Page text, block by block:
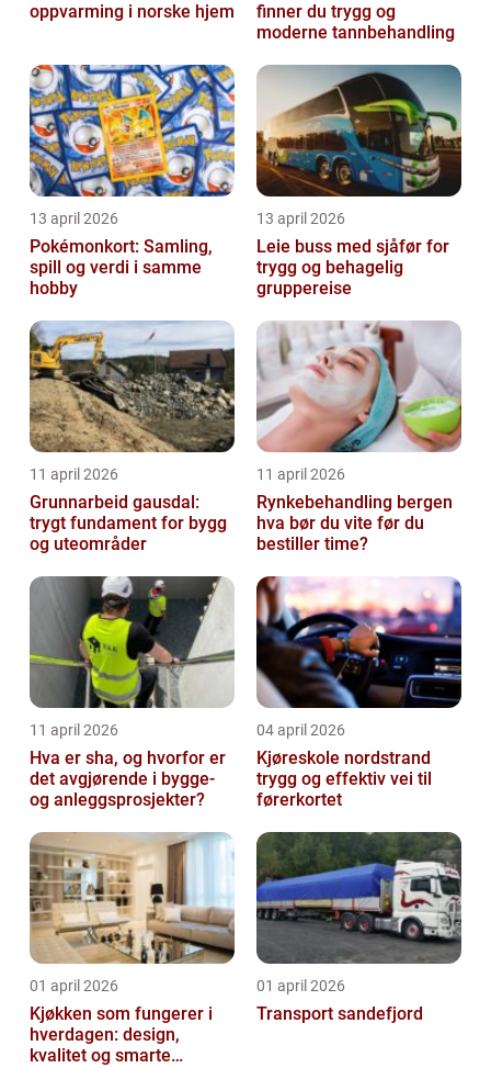
oppvarming i norske hjem
finner du trygg og
moderne tannbehandling
13 april 2026
Pokémonkort: Samling,
spill og verdi i samme
hobby
13 april 2026
Leie buss med sjåfør for
trygg og behagelig
gruppereise
11 april 2026
Grunnarbeid gausdal:
trygt fundament for bygg
og uteområder
11 april 2026
Rynkebehandling bergen
hva bør du vite før du
bestiller time?
11 april 2026
Hva er sha, og hvorfor er
det avgjørende i bygge-
og anleggsprosjekter?
04 april 2026
Kjøreskole nordstrand
trygg og effektiv vei til
førerkortet
01 april 2026
Kjøkken som fungerer i
hverdagen: design,
kvalitet og smarte
01 april 2026
Transport sandefjord